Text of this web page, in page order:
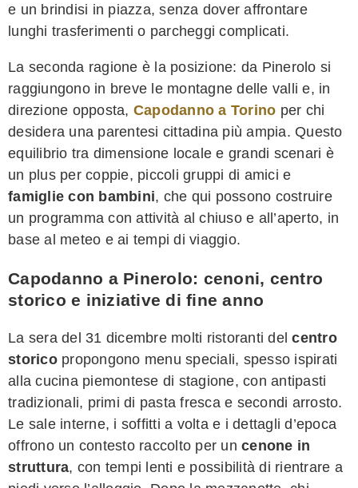
e un brindisi in piazza, senza dover affrontare
lunghi trasferimenti o parcheggi complicati.
La seconda ragione è la posizione: da Pinerolo si
raggiungono in breve le montagne delle valli e, in
direzione opposta, Capodanno a Torino per chi
desidera una parentesi cittadina più ampia. Questo
equilibrio tra dimensione locale e grandi scenari è
un plus per coppie, piccoli gruppi di amici e
famiglie con bambini, che qui possono costruire
un programma con attività al chiuso e all’aperto, in
base al meteo e ai tempi di viaggio.
Capodanno a Pinerolo: cenoni, centro
storico e iniziative di fine anno
La sera del 31 dicembre molti ristoranti delcentro
storicopropongono menu speciali, spesso ispirati
alla cucina piemontese di stagione, con antipasti
tradizionali, primi di pasta fresca e secondi arrosto.
Le sale interne, i soffitti a volta e i dettagli d’epoca
offrono un contesto raccolto per un cenone in
struttura, con tempi lenti e possibilità di rientrare a